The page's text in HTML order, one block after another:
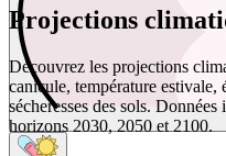
Projections
Découvrez les projections
canicule, température estivale,
sécheresses des sols.
horizons 2030, 2050 et 2100.